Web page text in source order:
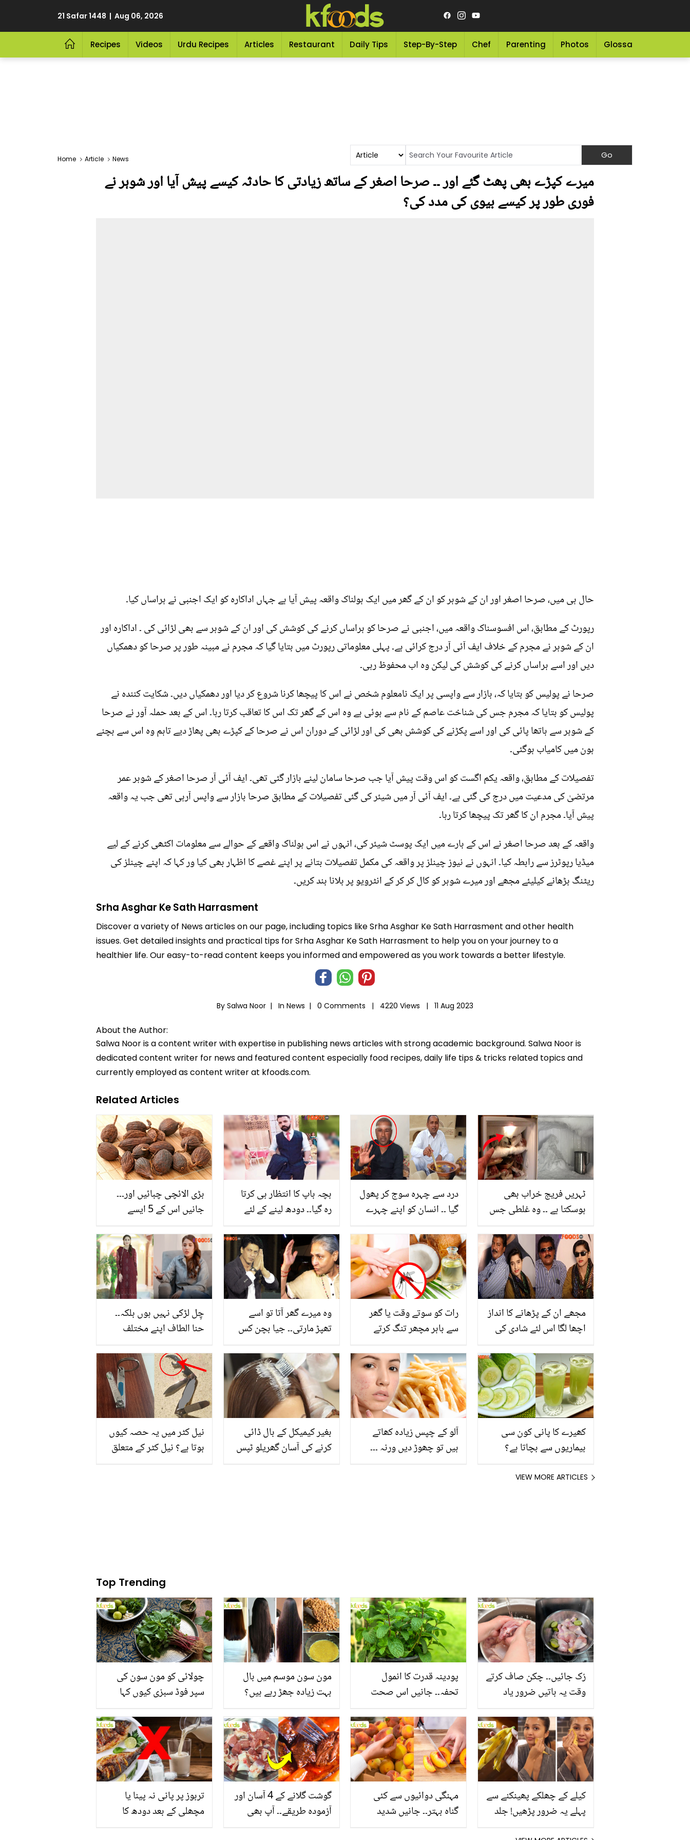
21 Safar 1448 | Aug 06, 2026
Recipes Videos Urdu Recipes Articles Restaurant Daily Tips Step-By-Step Chef Parenting Photos Glossary
Home Article News
میرے کپڑے بھی پھٹ گئے اور ۔۔ صرحا اصغر کے ساتھ زیادتی کا حادثہ کیسے پیش آیا اور شوہر نے
فوری طور پر کیسے بیوی کی مدد کی؟
حال ہی میں، صرحا اصغر اور ان کے شوہر کو ان کے گھر میں ایک ہولناک واقعہ پیش آیا ہے جہاں اداکارہ کو ایک اجنبی نے ہراساں کیا۔
رپورٹ کے مطابق، اس افسوسناک واقعہ میں، اجنبی نے صرحا کو ہراساں کرنے کی کوشش کی اور ان کے شوہر سے بھی لڑائی کی ۔ اداکارہ اور
ان کے شوہر نے مجرم کے خلاف ایف آئی آر درج کرائی ہے۔ پہلی معلوماتی رپورٹ میں بتایا گیا کہ مجرم نے مبینہ طور پر صرحا کو دھمکیاں
دیں اور اسے ہراساں کرنے کی کوشش کی لیکن وہ اب محفوظ رہی۔
صرحا نے پولیس کو بتایا کہ، بازار سے واپسی پر ایک نامعلوم شخص نے اس کا پیچھا کرنا شروع کر دیا اور دھمکیاں دیں۔ شکایت کنندہ نے
پولیس کو بتایا کہ مجرم جس کی شناخت عاصم کے نام سے ہوئی ہے وہ اس کے گھر تک اس کا تعاقب کرتا رہا۔ اس کے بعد حملہ آور نے صرحا
کے شوہر سے ہاتھا پائی کی اور اسے پکڑنے کی کوشش بھی کی اور لڑائی کے دوران اس نے صرحا کے کپڑے بھی پھاڑ دیے تاہم وہ اس سے بچنے
ہون میں کامیاب ہوگئی۔
تفصیلات کے مطابق، واقعہ یکم اگست کو اس وقت پیش آیا جب صرحا سامان لینے بازار گئی تھی۔ ایف آئی آر صرحا اصغر کے شوہر عمر
مرتضیٰ کی مدعیت میں درج کی گئی ہے۔ ایف آئی آر میں شیئر کی گئی تفصیلات کے مطابق صرحا بازار سے واپس آرہی تھی جب یہ واقعہ
پیش آیا۔ مجرم ان کا گھر تک پیچھا کرتا رہا۔
واقعہ کے بعد صرحا اصغر نے اس کے بارے میں ایک پوسٹ شیئر کی، انہوں نے اس ہولناک واقعے کے حوالے سے معلومات اکٹھی کرنے کے لیے
میڈیا رپوٹرز سے رابطہ کیا۔ انہوں نے نیوز چینلز پر واقعہ کی مکمل تفصیلات بتانے پر اپنے غصے کا اظہار بھی کیا ور کہا کہ اپنے چینلز کی
ریٹنگ بڑھانے کیلیئے مجھے اور میرے شوہر کو کال کر کر کے انٹرویو پر بلانا بند کریں۔
Srha Asghar Ke Sath Harrasment
Discover a variety of News articles on our page, including topics like Srha Asghar Ke Sath Harrasment and other health
issues. Get detailed insights and practical tips for Srha Asghar Ke Sath Harrasment to help you on your journey to a
healthier life. Our easy-to-read content keeps you informed and empowered as you work towards a better lifestyle.
By Salwa Noor | In News | 0 Comments | 4220 Views | 11 Aug 2023
About the Author:
Salwa Noor is a content writer with expertise in publishing news articles with strong academic background. Salwa Noor is
dedicated content writer for news and featured content especially food recipes, daily life tips & tricks related topics and
currently employed as content writer at kfoods.com.
Related Articles
بڑی الائچی چبائیں اور۔۔۔
جانیں اس کے 5 ایسے
بڑی مشکل آسان
بچہ باپ کا انتظار ہی کرتا
رہ گیا۔۔ دودھ لینے کے لئے
لاش ہی گھر آئی! افسوسناک
واقعہ جس نے سب کو دکھی
کردیا
درد سے چہرہ سوج کر پھول
گیا ۔۔ انسان کو اپنے چہرے
مشہور یوٹیوبر مبشر صدیق
کا یہ حال کیسے ہوا؟ ویڈیو
ٹہریں فریج خراب بھی
ہوسکتا ہے ۔۔ وہ غلطی جس
پر موٹی برف جم جاتی ہے
وجہ اور حل جانیئے
چِل لڑکی نہیں ہوں بلکہ۔۔
حنا الطاف اپنے مختلف
پڑیں
وہ میرے گھر آتا تو اسے
تھپڑ مارتی۔۔ جیا بچن کس
شاہ رخ خان کو معافی
مانگنی پڑی؟
رات کو سوتے وقت یا گھر
سے باہر مچھر تنگ کرتے
تیل کا یہ لوشن استعمال
کریں اور مچھروں سے
چھٹکارا پائیں
مجھے ان کے پڑھانے کا انداز
اچھا لگا اس لئے شادی کی
لڑکی اور 52 سال کا آدمی!
شادی کی انوکھی کہانی
نیل کٹر میں یہ حصہ کیوں
ہوتا ہے؟ نیل کٹر کے متعلق
بغیر کیمیکل کے بال ڈائی
کرنے کی آسان گھریلو ٹپس
آلو کے چپس زیادہ کھاتے
ہیں تو چھوڑ دیں ورنہ ۔۔۔
کھیرے کا پانی کون سی
بیماریوں سے بچاتا ہے؟
صحیح طریقہ جس سے آپ
VIEW MORE ARTICLES
Top Trending
چولائی کو مون سون کی
سپر فوڈ سبزی کیوں کہا
منرلز اور اینٹی آکسیڈنٹس
سے بھرپور اس سبزی کے
فائدے
مون سون موسم میں بال
بہت زیادہ جھڑ رہے ہیں؟
بنانے کے چند قدرتی طریقے
پودینہ قدرت کا انمول
تحفہ۔۔ جانیں اس صحت
انگیز طبی فوائد
رُک جائیں۔۔ چکن صاف کرتے
وقت یہ باتیں ضرور یاد
تربوز پر پانی نہ پینا یا
مچھلی کے بعد دودھ کا
گوشت گلانے کے 4 آسان اور
آزمودہ طریقے۔۔ آپ بھی
مہنگی دوائیوں سے کئی
گناہ بہتر۔۔ جانیں شدید
کیلے کے چھلکے پھینکنے سے
پہلے یہ ضرور پڑھیں! جلد